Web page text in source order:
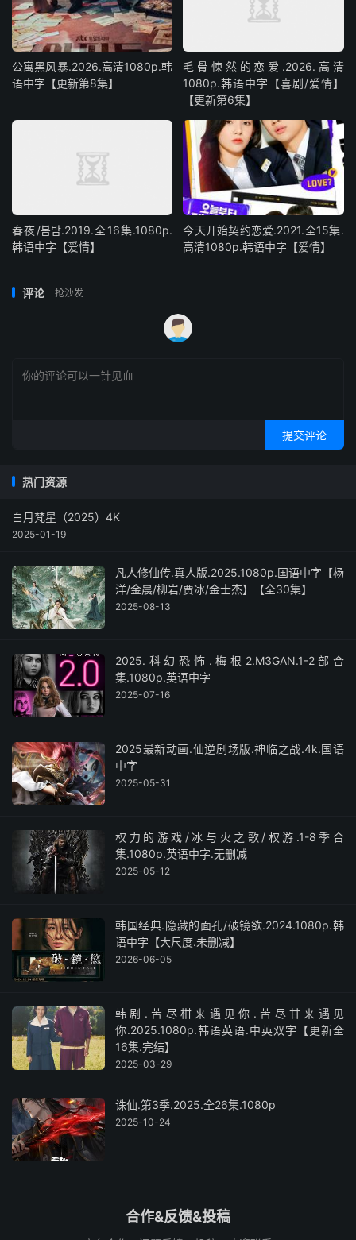
公寓黑风暴.2026.高清1080p.韩
语中字【更新第8集】
毛骨悚然的恋爱.2026.高清
1080p.韩语中字【喜剧/爱情】
【更新第6集】
春夜/봄밤‎.2019.全16集.1080p.
韩语中字【爱情】
今天开始契约恋爱.2021.全15集.
高清1080p.韩语中字【爱情】
评论 抢沙发
提交评论
热门资源
白月梵星（2025）4K
2025-01-19
凡人修仙传.真人版.2025.1080p.国语中字【杨
洋/金晨/柳岩/贾冰/金士杰】【全30集】
2025-08-13
2025.科幻恐怖.梅根2.M3GAN.1-2部合
集.1080p.英语中字
2025-07-16
2025最新动画.仙逆剧场版.神临之战.4k.国语
中字
2025-05-31
权力的游戏/冰与火之歌/权游.1-8季合
集.1080p.英语中字.无删减
2025-05-12
韩国经典.隐藏的面孔/破镜欲.2024.1080p.韩
语中字【大尺度.未删减】
2026-06-05
韩剧.苦尽柑来遇见你.苦尽甘来遇见
你.2025.1080p.韩语英语.中英双字【更新全
16集.完结】
2025-03-29
诛仙.第3季.2025.全26集.1080p
2025-10-24
合作&反馈&投稿